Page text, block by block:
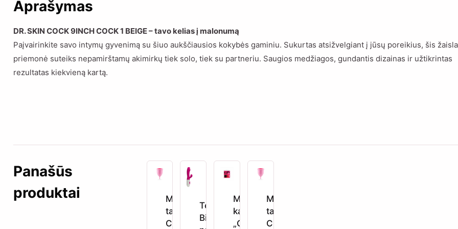
Aprašymas
DR. SKIN COCK 9INCH COCK 1 BEIGE – tavo kelias į malonumą
Paįvairinkite savo intymų gyvenimą su šiuo aukščiausios kokybės gaminiu. Sukurtas atsižvelgiant į jūsų poreikius, šis
priemonė suteiks nepamirštamų akimirkų tiek solo, tiek su partneriu. Saugios medžiagos, gundantis dizainas ir užtikrintas
rezultatas kiekvieną kartą.
Panašūs
produktai
Menstruacinė
taurelė xs
Crushious
10,99
Tessa G /
Billy G
Meilės
kauliukai
„Geriausiai
Menstruacinė
taurelė xs
Crushious